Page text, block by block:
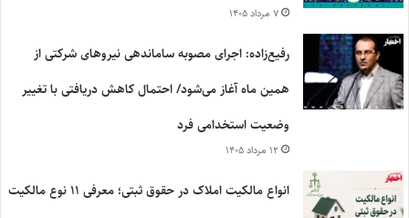
۷ مرداد ۱۴۰۵
رفیع‌زاده: اجرای مصوبه ساماندهی نیروهای شرکتی از
همین ماه آغاز می‌شود/ احتمال کاهش دریافتی با تغییر
وضعیت استخدامی فرد
۱۲ مرداد ۱۴۰۵
انواع مالکیت املاک در حقوق ثبتی؛ معرفی ۱۱ نوع مالکیت